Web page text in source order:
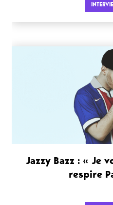
Jazzy Bazz : « Je
respire